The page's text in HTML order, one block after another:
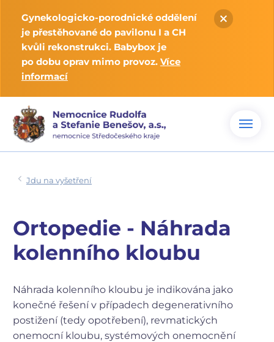
Gynekologicko-porodnické oddělení
je přestěhované do pavilonu I a CH
kvůli rekonstrukci. Babybox je
po dobu oprav mimo provoz. Více
informací
Jdu na vyšetření
Ortopedie - Náhrada
kolenního kloubu
Náhrada kolenního kloubu je indikována jako
konečné řešení v případech degenerativního
postižení (tedy opotřebení), revmatických
onemocní kloubu, systémových onemocnění